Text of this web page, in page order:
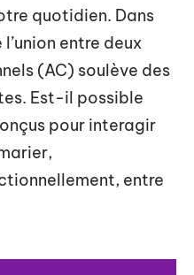
quotidien. Dans
entre deux
(AC) soulève des
Est-il possible
pour interagir
entre